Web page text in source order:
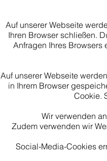
Auf unserer Webseite
Ihren Browser schließen.
Anfragen Ihres Browsers
Auf unserer Webseite
in Ihrem Browser
Cookie.
Wir verwenden
Zudem verwenden wir
Social-Media-Cookies